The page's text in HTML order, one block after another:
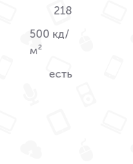
218
500 кд/
м²
есть